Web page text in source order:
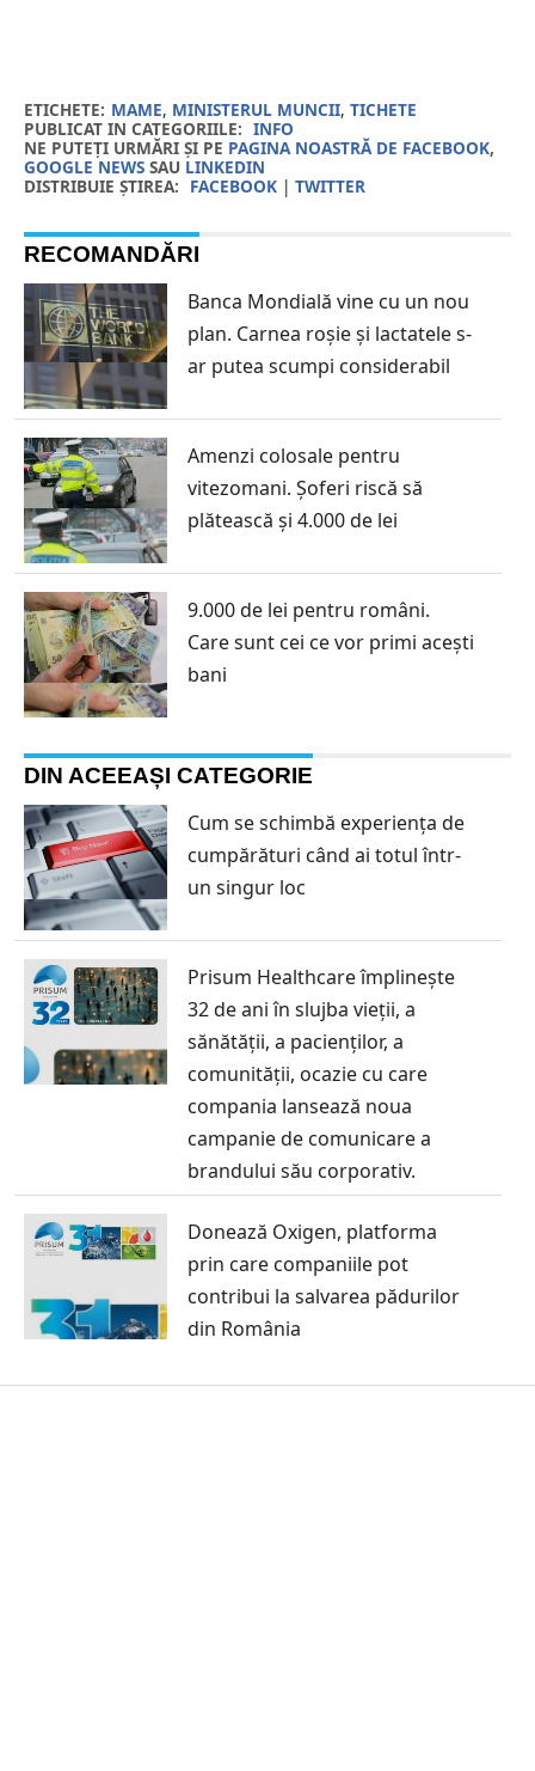
ETICHETE: MAME, MINISTERUL MUNCII, TICHETE
PUBLICAT IN CATEGORIILE: INFO
NE PUTEȚI URMĂRI ȘI PE PAGINA NOASTRĂ DE FACEBOOK,
GOOGLE NEWSSAU LINKEDIN
DISTRIBUIE ȘTIREA: FACEBOOK| TWITTER
RECOMANDĂRI
Banca Mondială vine cu un nou
plan. Carnea roșie și lactatele s-
ar putea scumpi considerabil
Amenzi colosale pentru
vitezomani. Șoferi riscă să
plătească și 4.000 de lei
9.000 de lei pentru români.
Care sunt cei ce vor primi acești
bani
DIN ACEEAȘI CATEGORIE
Cum se schimbă experiența de
cumpărături când ai totul într-
un singur loc
Prisum Healthcare împlinește
32 de ani în slujba vieții, a
sănătății, a pacienților, a
comunității, ocazie cu care
compania lansează noua
campanie de comunicare a
brandului său corporativ.
Donează Oxigen, platforma
prin care companiile pot
contribui la salvarea pădurilor
din România